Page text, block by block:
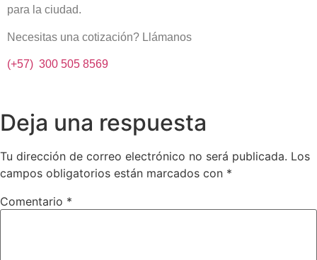
para la ciudad.
Necesitas una cotización? Llámanos
(+57) 300 505 8569
Deja una respuesta
Tu dirección de correo electrónico no será publicada. Los
campos obligatorios están marcados con *
Comentario *